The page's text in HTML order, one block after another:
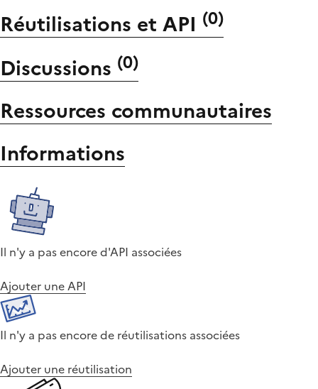
Réutilisations et API (0)
Discussions (0)
Ressources communautaires
Informations
Il n'y a pas encore d'API associées
Ajouter une API
Il n'y a pas encore de réutilisations associées
Ajouter une réutilisation